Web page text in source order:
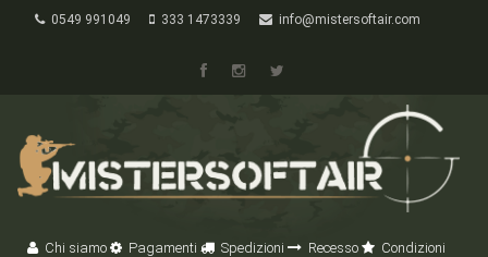
0549 991049 333 1473339 info@mistersoftair.com
Chi siamo Pagamenti Spedizioni Recesso
Condizioni